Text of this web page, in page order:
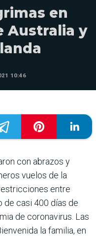
en
Australia y
10:46
con abrazos y
vuelos de la
entre
de casi 400 días de
de coronavirus. Las
la familia, en